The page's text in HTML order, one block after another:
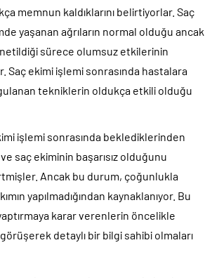
memnun kaldıklarını belirtiyorlar. Saç
yaşanan ağrıların normal olduğu ancak
sürece olumsuz etkilerinin
Saç ekimi işlemi sonrasında hastalara
tekniklerin oldukça etkili olduğu
işlemi sonrasında beklediklerinden
ve saç ekiminin başarısız olduğunu
Ancak bu durum, çoğunlukla
yapılmadığından kaynaklanıyor. Bu
karar verenlerin öncelikle
detaylı bir bilgi sahibi olmaları